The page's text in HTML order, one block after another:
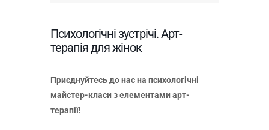
Психологічні зустрічі. Арт-
терапія для жінок
Приєднуйтесь до нас на психологічні
майстер-класи з елементами арт-
терапії!